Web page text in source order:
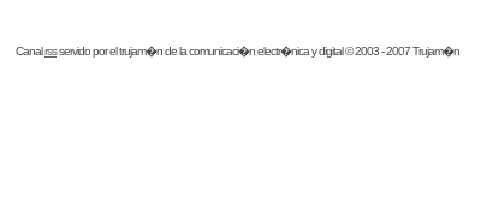
Canalrssservido por eltrujam�nde la comunicaci�n electr�nica y digital © 2003 - 2007 Trujam�n